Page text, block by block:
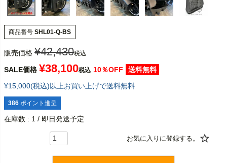
商品番号 SHL01-Q-BS
販売価格 ¥42,430税込
SALE価格 ¥38,100税込 10％OFF
送料無料
¥15,000(税込)以上お買い上げで送料無料
386 ポイント進呈
在庫数 1 / 即日発送予定